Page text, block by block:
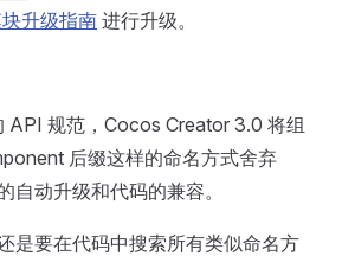
升级指南进行升级。
API 规范，Cocos Creator 3.0 将组
后缀这样的命名方式舍弃
自动升级和代码的兼容。
是要在代码中搜索所有类似命名方